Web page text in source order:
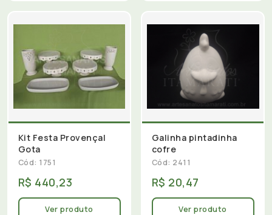
Kit Festa Provençal
Gota
Cód: 1751
R$ 440,23
Ver produto
Galinha pintadinha
cofre
Cód: 2411
R$ 20,47
Ver produto